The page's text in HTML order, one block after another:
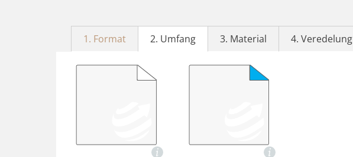
1. Format 2. Umfang 3. Material 4. Veredelung